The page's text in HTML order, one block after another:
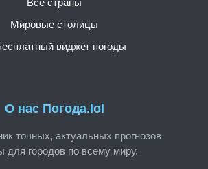
О нас Погода.lol
точных, актуальных прогнозов
для городов по всему миру.
Мировые столицы
виджет погоды